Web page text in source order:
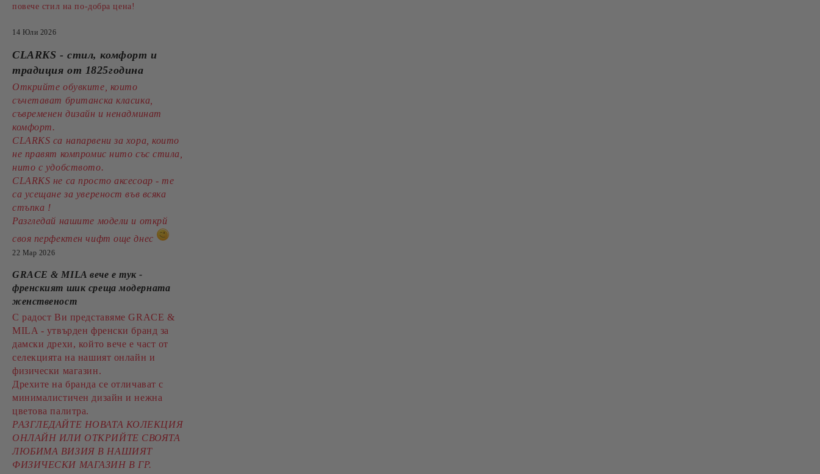
повече стил на по-добра цена!
14 Юли 2026
CLARKS - стил, комфорт и
традиция от 1825година
Открийте обувките, които
съчетават британска класика,
съвременен дизайн и ненадминат
комфорт.
CLARKS са напарвени за хора, които
не правят компромис нито със стила,
нито с удобството.
CLARKS не са просто аксесоар - те
са усещане за увереност във всяка
стъпка !
Разгледай нашите модели и открй
своя перфектен чифт още днес
22 Мар 2026
GRACE & MILA вече е тук -
френският шик среща модерната
женственост
С радост Ви представяме GRACE &
MILA - утвърден френски бранд за
дамски дрехи, който вече е част от
селекцията на нашият онлайн и
физически магазин.
Дрехите на бранда се отличават с
минималистичен дизайн и нежна
цветова палитра.
РАЗГЛЕДАЙТЕ НОВАТА КОЛЕКЦИЯ
ОНЛАЙН ИЛИ ОТКРИЙТЕ СВОЯТА
ЛЮБИМА ВИЗИЯ В НАШИЯТ
ФИЗИЧЕСКИ МАГАЗИН В ГР.